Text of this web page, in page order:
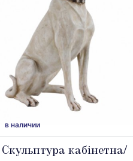
в наличии
Скульптура кабінетна/